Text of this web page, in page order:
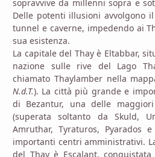
sopravvive da millenni sopra e
Delle potenti illusioni avvolgono
tunnel e caverne, impedendo ai
sua esistenza.
La capitale del Thay è Eltabbar,
nazione sulle rive del Lago
chiamato Thaylamber nella
N.d.T.). La città più grande e
di Bezantur, una delle
(superata soltanto da Skuld,
Amruthar, Tyraturos, Pyarados e
importanti centri amministrativi.
del Thay è Escalant,